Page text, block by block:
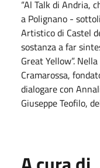
“Al Talk di Andria,
a Polignano -
Artistico di Castel
sostanza a far
Great Yellow”.
Cramarossa,
dialogare con
Giuseppe Teofilo,